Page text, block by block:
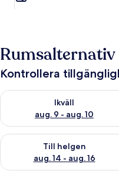
Rumsalternativ
Kontrollera
Ikväll
aug. 9 - aug. 10
Kontrollera tillgängligheten
Till helgen
aug. 14 - aug. 16
Kontrollera tillgängligheten